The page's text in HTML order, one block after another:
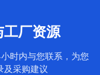
厂资源
时内与您联系，为您
及采购建议